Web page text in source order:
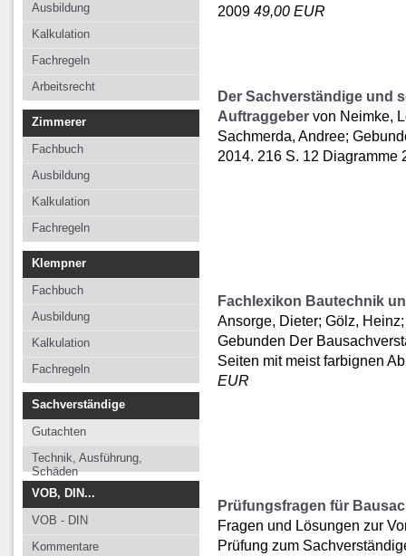
Ausbildung
Kalkulation
Fachregeln
Arbeitsrecht
Zimmerer
Fachbuch
Ausbildung
Kalkulation
Fachregeln
Klempner
Fachbuch
Ausbildung
Kalkulation
Fachregeln
Sachverständige
Gutachten
Technik, Ausführung,
Schäden
VOB, DIN...
VOB - DIN
Kommentare
2009 49,00 EUR
Der Sachverständige und
Auftraggeber von Neimke,
Sachmerda, Andree;
2014. 216 S. 12 Diagramme
Fachlexikon Bautechnik
Ansorge, Dieter; Gölz,
Gebunden Der
Seiten mit meist farbignen
EUR
Prüfungsfragen für
Fragen und Lösungen zur
Prüfung zum